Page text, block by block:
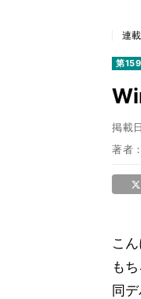
連載
第
掲載日
著者
こ
も
同